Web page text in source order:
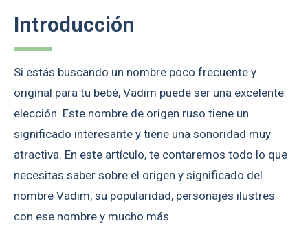
Introducción
Si estás buscando un nombre poco frecuente y
original para tu bebé, Vadim puede ser una excelente
elección. Este nombre de origen ruso tiene un
significado interesante y tiene una sonoridad muy
atractiva. En este artículo, te contaremos todo lo que
necesitas saber sobre el origen y significado del
nombre Vadim, su popularidad, personajes ilustres
con ese nombre y mucho más.